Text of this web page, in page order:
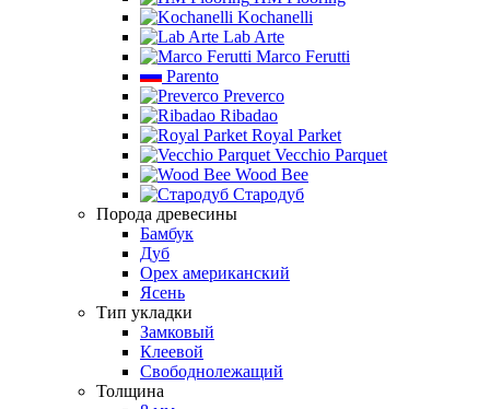
Kochanelli
Lab Arte
Marco Ferutti
Parento
Preverco
Ribadao
Royal Parket
Vecchio Parquet
Wood Bee
Стародуб
Порода древесины
Бамбук
Дуб
Орех американский
Ясень
Тип укладки
Замковый
Клеевой
Свободнолежащий
Толщина